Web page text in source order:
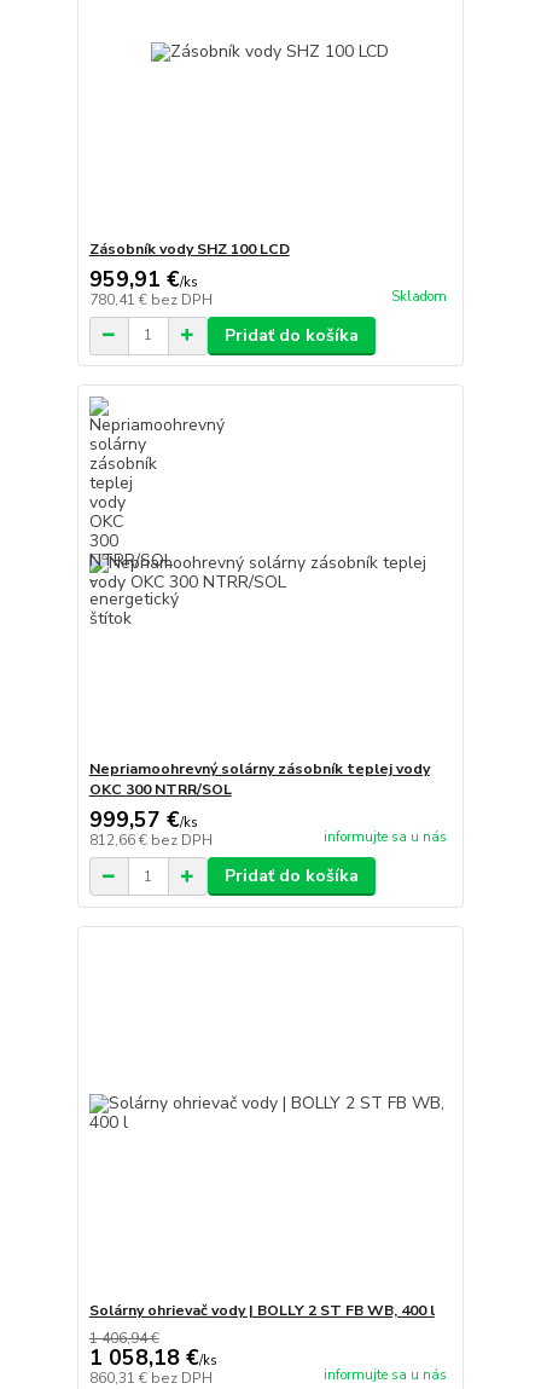
Zásobník vody SHZ 100 LCD
959,91 €/ks
780,41 € bez DPH Skladom
Pridať do košíka
Nepriamoohrevný solárny zásobník teplej vody
OKC 300 NTRR/SOL
999,57 €/ks
812,66 € bez DPH informujte sa u nás
Pridať do košíka
Solárny ohrievač vody | BOLLY 2 ST FB WB, 400 l
1 406,94 €
1 058,18 €/ks
860,31 € bez DPH informujte sa u nás